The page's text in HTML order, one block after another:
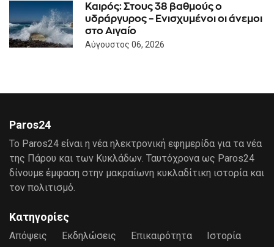
Καιρός: Στους 38 βαθμούς ο
υδράργυρος – Ενισχυμένοι οι άνεμοι
στο Αιγαίο
Αύγουστος 06, 2026
Paros24
Το Paros24 είναι η νέα ηλεκτρονική εφημερίδα για τα νέα
της Πάρου και των Κυκλάδων. Ταυτόχρονα ως Paros24
δίνουμε έμφαση στην μακραίωνη κυκλαδίτικη ιστορία και
τον πολιτισμό.
Κατηγορίες
Απόψεις Εκδηλώσεις Επικαιρότητα Ιστορία